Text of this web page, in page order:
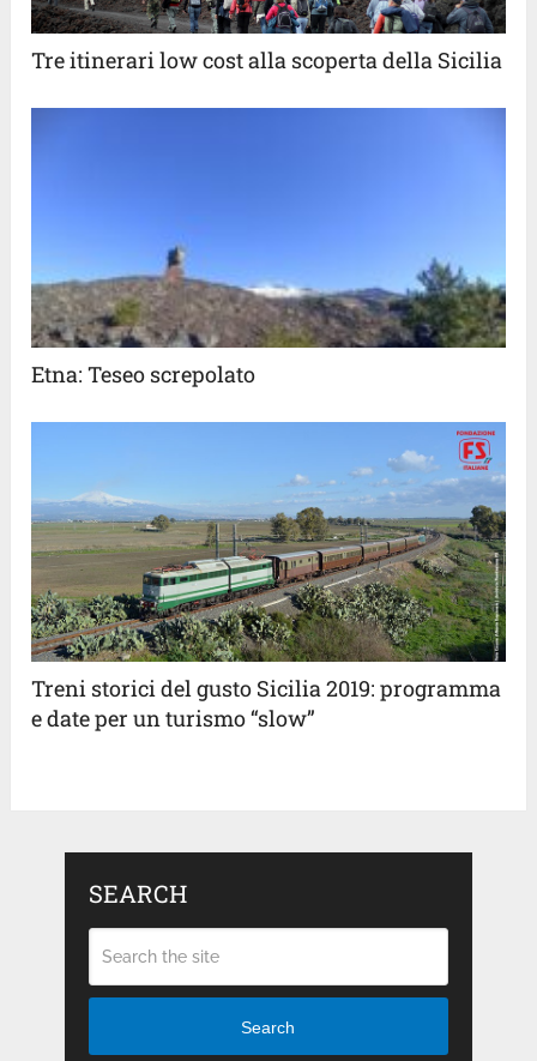
Tre itinerari low cost alla scoperta della Sicilia
Etna: Teseo screpolato
Treni storici del gusto Sicilia 2019: programma
e date per un turismo “slow”
SEARCH
Search